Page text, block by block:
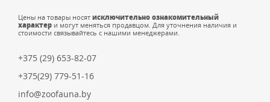
Цены на товары носят исключительно ознакомительный
характер и могут меняться продавцом. Для уточнения наличия и
стоимости связывайтесь с нашими менеджерами.
+375 (29) 653-82-07
+375(29) 779-51-16
info@zoofauna.by